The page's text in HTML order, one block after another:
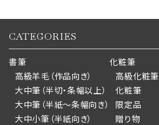
CATEGORIES
書筆
高級羊毛（作品向き）
大中筆（半切・条幅以上）
大中筆（半紙～条幅向き）
大中小筆（半紙向き）
化粧筆
高級化粧筆
化粧筆
限定品
贈り物